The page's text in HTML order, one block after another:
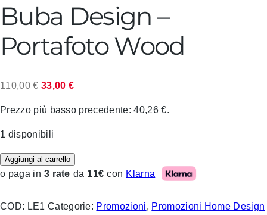
Buba Design –
Portafoto Wood
110,00€ Il
originale
era:
33,00 €Il
attuale
Prezzo più basso precedente:40,26€.
1 disponibili
Aggiungi al carrello
o paga in 3 rate da 11€ con Klarna
COD: LE1 Categorie: Promozioni, Promozioni Home Design